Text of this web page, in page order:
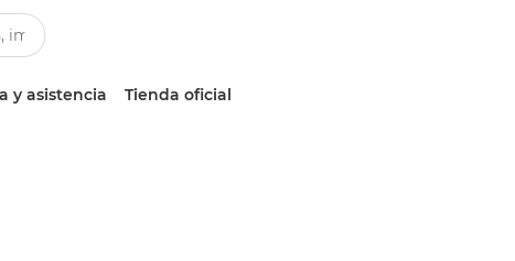
y asistencia Tienda oficial